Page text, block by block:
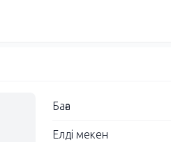
Баға
Елді мекен